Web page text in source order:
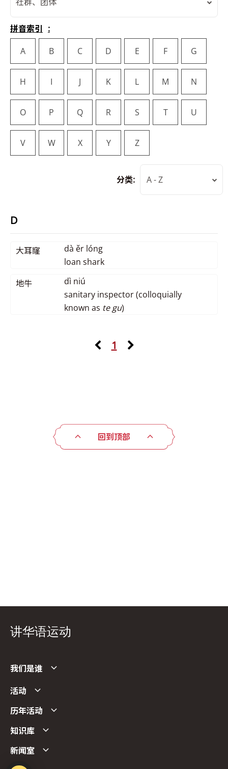
拼音索引
A
B C D E F G
H I J K L M N
O P Q R S T U
V W X Y Z
分类: A - Z
D
大耳窿
dà ěr lóng
loan shark
地牛
dì niú
sanitary inspector (colloquially
known as te gu)
1
回到顶部
讲华语运动
我们是谁
活动
历年活动
知识库
新闻室